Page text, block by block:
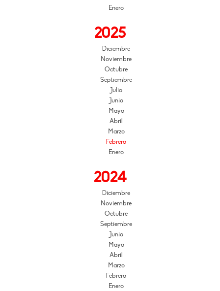
Enero
2025
Diciembre
Noviembre
Octubre
Septiembre
Julio
Junio
Mayo
Abril
Marzo
Febrero
Enero
2024
Diciembre
Noviembre
Octubre
Septiembre
Junio
Mayo
Abril
Marzo
Febrero
Enero